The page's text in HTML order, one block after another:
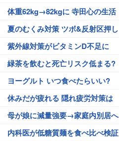
体重62kg→82kgに 寺田心の生活
夏のむくみ対策 ツボ&反射区押し
紫外線対策がビタミンD不足に
緑茶を飲むと死亡リスク低まる?
ヨーグルト いつ食べたらいい?
休みだが疲れる 隠れ疲労対策は
母が娘に減量強要→家庭内別居へ
内科医が低糖質麺を食べ比べ検証